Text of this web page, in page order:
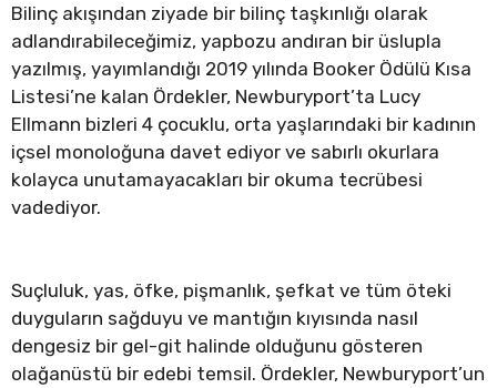
Bilinç akışından ziyade bir bilinç taşkınlığı olarak
adlandırabileceğimiz, yapbozu andıran bir üslupla
yazılmış, yayımlandığı 2019 yılında Booker Ödülü Kısa
Listesi’ne kalan Ördekler, Newburyport’ta Lucy
Ellmann bizleri 4 çocuklu, orta yaşlarındaki bir kadının
içsel monoloğuna davet ediyor ve sabırlı okurlara
kolayca unutamayacakları bir okuma tecrübesi
vadediyor.
Suçluluk, yas, öfke, pişmanlık, şefkat ve tüm öteki
duyguların sağduyu ve mantığın kıyısında nasıl
dengesiz bir gel-git halinde olduğunu gösteren
olağanüstü bir edebi temsil. Ördekler, Newburyport’un